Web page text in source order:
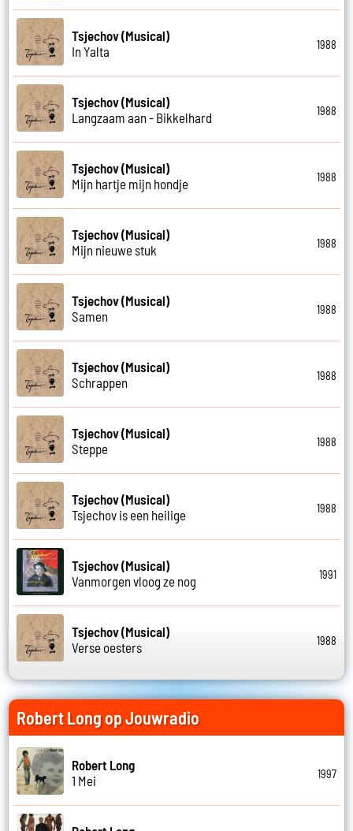
Tsjechov (Musical)
In Yalta
1988
Tsjechov (Musical)
Langzaam aan - Bikkelhard
1988
Tsjechov (Musical)
Mijn hartje mijn hondje
1988
Tsjechov (Musical)
Mijn nieuwe stuk
1988
Tsjechov (Musical)
Samen
1988
Tsjechov (Musical)
Schrappen
1988
Tsjechov (Musical)
Steppe
1988
Tsjechov (Musical)
Tsjechov is een heilige
1988
Tsjechov (Musical)
Vanmorgen vloog ze nog
1991
Tsjechov (Musical)
Verse oesters
1988
Robert Long op Jouwradio
Robert Long
1 Mei
1997